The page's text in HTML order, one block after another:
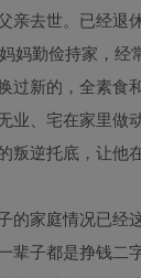
亲去世。已经退
妈勤俭持家，经
过新的，全素食
业、宅在家里做
叛逆托底，让他
的家庭情况已经
辈子都是挣钱二